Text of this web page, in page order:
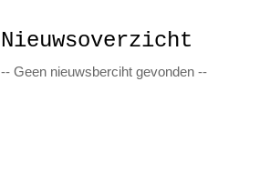
Nieuwsoverzicht
-- Geen nieuwsberciht gevonden --